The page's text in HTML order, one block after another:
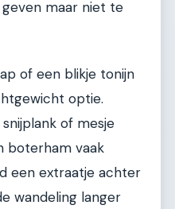
maar niet te
of een blikje tonijn
optie.
of mesje
boterham vaak
een extraatje achter
wandeling langer